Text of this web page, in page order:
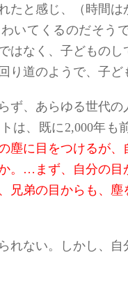
たと感じ、
（時間
わいてくるのだそう
はなく、子どもの し
り道のようで、子
ず、あらゆる世代の
は、既に2,000年も
塵に目をつけるが、
。…まず、自分の目
兄弟の目からも、 塵
れない。しかし、